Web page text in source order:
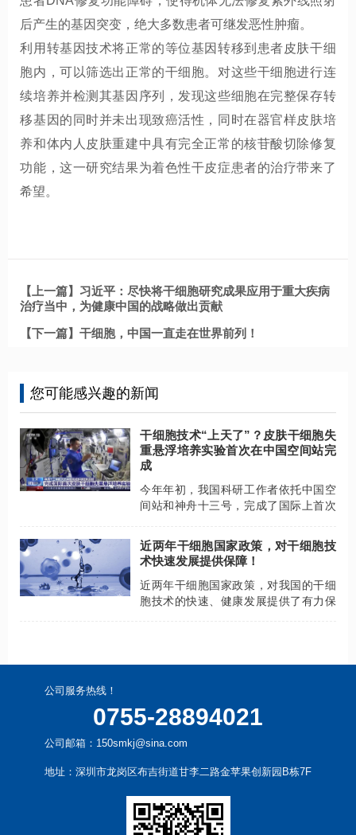
后产生的基因突变，绝大多数患者可继发恶性肿瘤。
利用转基因技术将正常的等位基因转移到患者皮肤干细
胞内，可以筛选出正常的干细胞。对这些干细胞进行连
续培养并检测其基因序列，发现这些细胞在完整保存转
移基因的同时并未出现致癌活性，同时在器官样皮肤培
养和体内人皮肤重建中具有完全正常的核苷酸切除修复
功能，这一研究结果为着色性干皮症患者的治疗带来了
希望。
【上一篇】习近平：尽快将干细胞研究成果应用于重大疾病
治疗当中，为健康中国的战略做出贡献
【下一篇】干细胞，中国一直走在世界前列！
您可能感兴趣的新闻
干细胞技术“上天了”？皮肤干细胞失
重悬浮培养实验首次在中国空间站完
成
今年年初，我国科研工作者依托中国空
间站和神舟十三号，完成了国际上首次
实验。
近两年干细胞国家政策，对干细胞技
术快速发展提供保障！
近两年干细胞国家政策，对我国的干细
胞技术的快速、健康发展提供了有力保
公司服务热线！
0755-28894021
公司邮箱：150smkj@sina.com
地址：深圳市龙岗区布吉街道甘李二路金苹果创新园B栋7F